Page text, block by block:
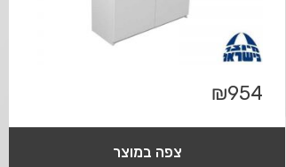
₪954
צפה במוצר